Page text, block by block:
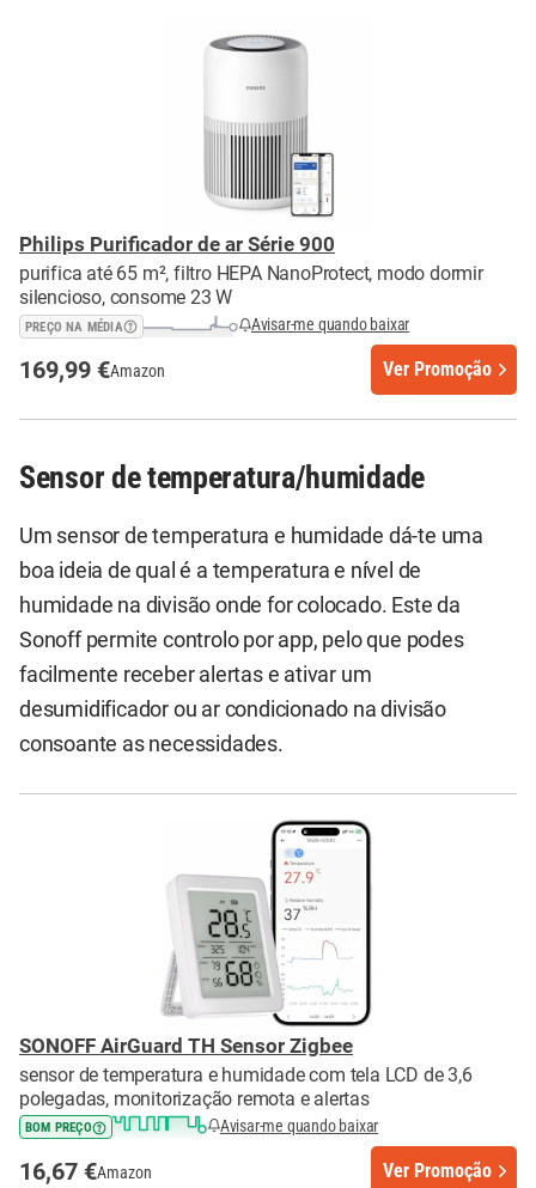
Philips Purificador de ar Série 900
purifica até 65 m², filtro HEPA NanoProtect, modo dormir
silencioso, consome 23 W
PREÇO NA MÉDIA Avisar-me quando baixar
169,99 €Amazon Ver Promoção
Sensor de temperatura/humidade
Um sensor de temperatura e humidade dá-te uma
boa ideia de qual é a temperatura e nível de
humidade na divisão onde for colocado. Este da
Sonoff permite controlo por app, pelo que podes
facilmente receber alertas e ativar um
desumidificador ou ar condicionado na divisão
consoante as necessidades.
SONOFF AirGuard TH Sensor Zigbee
sensor de temperatura e humidade com tela LCD de 3,6
polegadas, monitorização remota e alertas
BOM PREÇO Avisar-me quando baixar
16,67 €Amazon Ver Promoção